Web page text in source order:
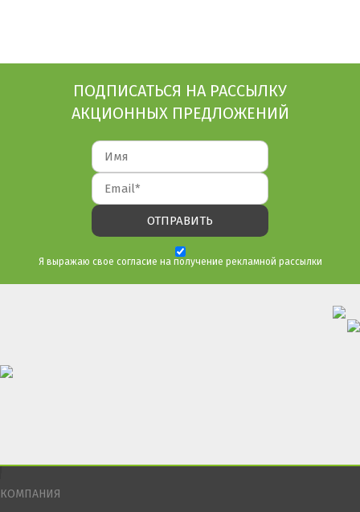
ПОДПИСАТЬСЯ НА РАССЫЛКУ
АКЦИОННЫХ ПРЕДЛОЖЕНИЙ
Я выражаю свое согласие на получение рекламной рассылки
КОМПАНИЯ